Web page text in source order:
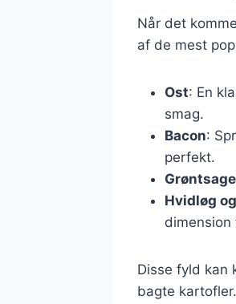
Når det
af de mest
Ost: En
smag.
Bacon:
perfekt.
Hvidløg
Disse fyld kan
bagte